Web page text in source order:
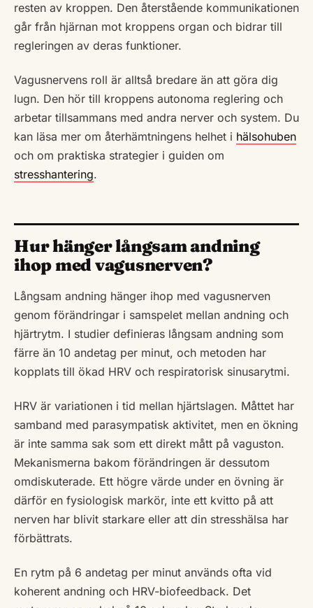
resten av kroppen. Den återstående kommunikationen
går från hjärnan mot kroppens organ och bidrar till
regleringen av deras funktioner.
Vagusnervens roll är alltså bredare än att göra dig
lugn. Den hör till kroppens autonoma reglering och
arbetar tillsammans med andra nerver och system. Du
kan läsa mer om återhämtningens helhet i hälsohuben
och om praktiska strategier i guiden om
stresshantering.
Hur hänger långsam andning
ihop med vagusnerven?
Långsam andning hänger ihop med vagusnerven
genom förändringar i samspelet mellan andning och
hjärtrytm. I studier definieras långsam andning som
färre än 10 andetag per minut, och metoden har
kopplats till ökad HRV och respiratorisk sinusarytmi.
HRV är variationen i tid mellan hjärtslagen. Måttet har
samband med parasympatisk aktivitet, men en ökning
är inte samma sak som ett direkt mått på vaguston.
Mekanismerna bakom förändringen är dessutom
omdiskuterade. Ett högre värde under en övning är
därför en fysiologisk markör, inte ett kvitto på att
nerven har blivit starkare eller att din stresshälsa har
förbättrats.
En rytm på 6 andetag per minut används ofta vid
koherent andning och HRV-biofeedback. Det